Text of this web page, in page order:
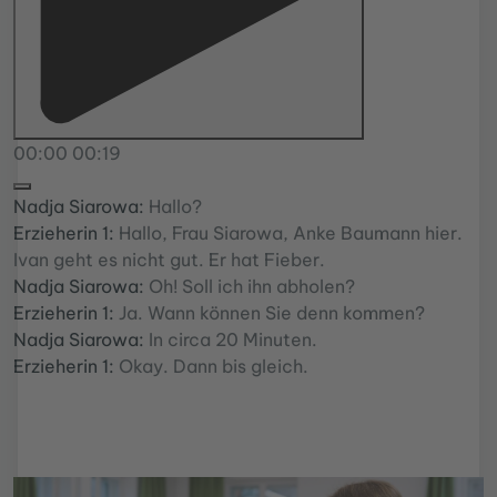
00:00 00:19
Nadja Siarowa: Hallo?
Erzieherin 1: Hallo, Frau Siarowa, Anke Baumann hier.
Ivan geht es nicht gut. Er hat Fieber.
Nadja Siarowa: Oh! Soll ich ihn abholen?
Erzieherin 1: Ja. Wann können Sie denn kommen?
Nadja Siarowa: In circa 20 Minuten.
Erzieherin 1: Okay. Dann bis gleich.